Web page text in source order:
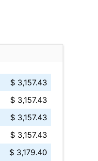
$ 3,157.43
$ 3,157.43
$ 3,157.43
$ 3,157.43
$ 3,179.40